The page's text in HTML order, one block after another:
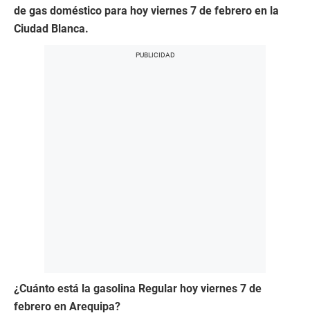
de gas doméstico para hoy viernes 7 de febrero en la
Ciudad Blanca.
¿Cuánto está la gasolina Regular hoy viernes 7 de
febrero en Arequipa?